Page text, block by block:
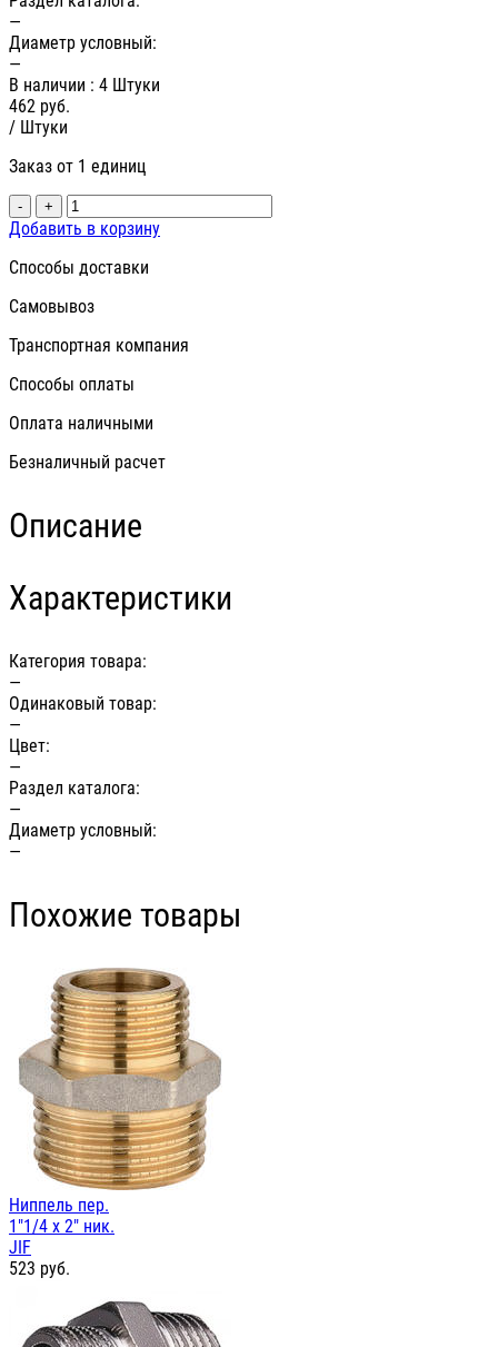
—
Диаметр условный:
—
В наличии : 4 Штуки
462 руб.
/ Штуки
Заказ от 1 единиц
- +
Добавить в корзину
Способы доставки
Самовывоз
Транспортная компания
Способы оплаты
Оплата наличными
Безналичный расчет
Описание
Характеристики
Категория товара:
—
Одинаковый товар:
—
Цвет:
—
Раздел каталога:
—
Диаметр условный:
—
Похожие товары
Ниппель пер.
1"1/4 х 2" ник.
JIF
523 руб.